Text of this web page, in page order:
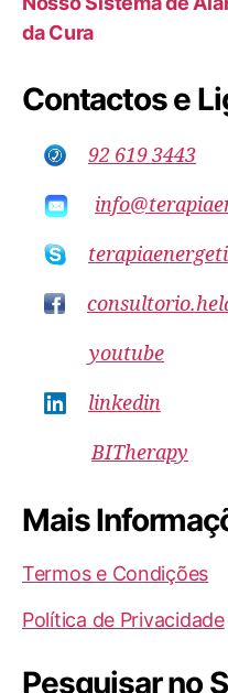
da Cura
Contactos e
92 619 3443
youtube
linkedin
BITherapy
Mais
Termos e Condições
Política de Privacidade
Pesquisar no